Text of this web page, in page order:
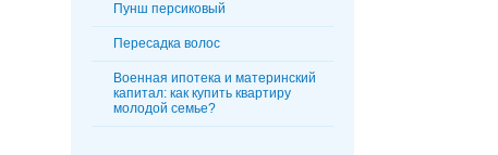
Пунш персиковый
Пересадка волос
Военная ипотека и материнский
капитал: как купить квартиру
молодой семье?